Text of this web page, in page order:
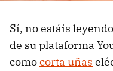
Sí, no estáis
de su plataforma
comocorta uñas